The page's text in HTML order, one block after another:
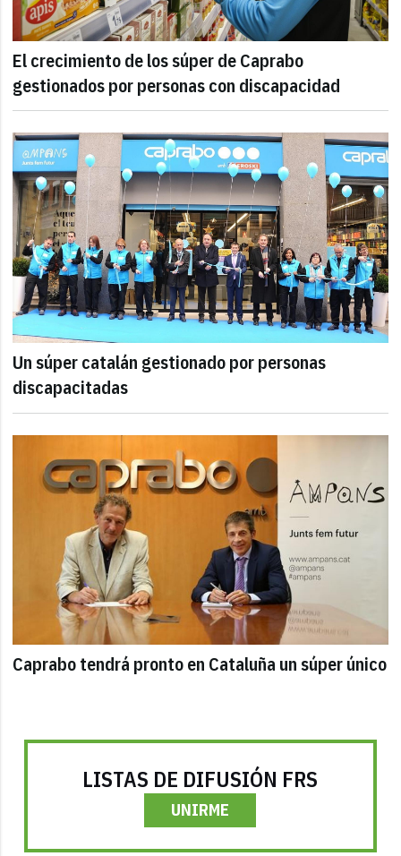
El crecimiento de los súper de Caprabo
gestionados por personas con discapacidad
Un súper catalán gestionado por personas
discapacitadas
Caprabo tendrá pronto en Cataluña un súper único
LISTAS DE DIFUSIÓN FRS
UNIRME